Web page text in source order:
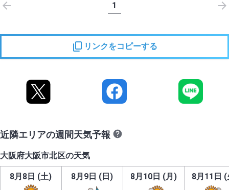
1
リンクをコピーする
近隣エリアの週間天気予報
大阪府大阪市北区の天気
8月8日 (土) 8月9日 (日) 8月10日 (月) 8月11日 (